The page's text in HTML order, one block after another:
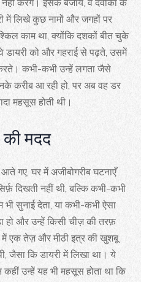
नहीं करेंगे। इसके बजाय, वे देवीका के
में लिखे कुछ नामों और जगहों पर
काम था, क्योंकि दशकों बीत चुके
को और गहराई से पढ़ते, उसमें
कभी-कभी उन्हें लगता जैसे
करीब आ रही हो, पर अब वह डर
महसूस होती थी।
की मदद
गए, घर में अजीबोगरीब घटनाएँ
दिखती नहीं थी, बल्कि कभी-कभी
सुनाई देता, या कभी-कभी ऐसा
और उन्हें किसी चीज़ की तरफ़
में एक तेज़ और मीठी इत्र की खुशबू
जैसा कि डायरी में लिखा था। ये
कहीं उन्हें यह भी महसूस होता था कि